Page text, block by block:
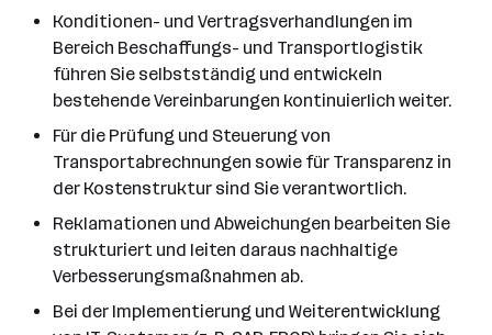
Konditionen- und Vertragsverhandlungen im
Bereich Beschaffungs- und Transportlogistik
führen Sie selbstständig und entwickeln
bestehende Vereinbarungen kontinuierlich weiter.
Für die Prüfung und Steuerung von
Transportabrechnungen sowie für Transparenz in
der Kostenstruktur sind Sie verantwortlich.
Reklamationen und Abweichungen bearbeiten Sie
strukturiert und leiten daraus nachhaltige
Verbesserungsmaßnahmen ab.
Bei der Implementierung und Weiterentwicklung